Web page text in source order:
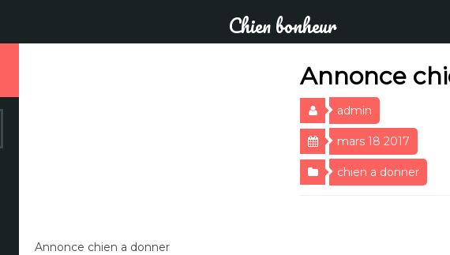
Chien bonheur
Annonce
admin
mars 18 2017
chien a donner
Annonce chien a donner